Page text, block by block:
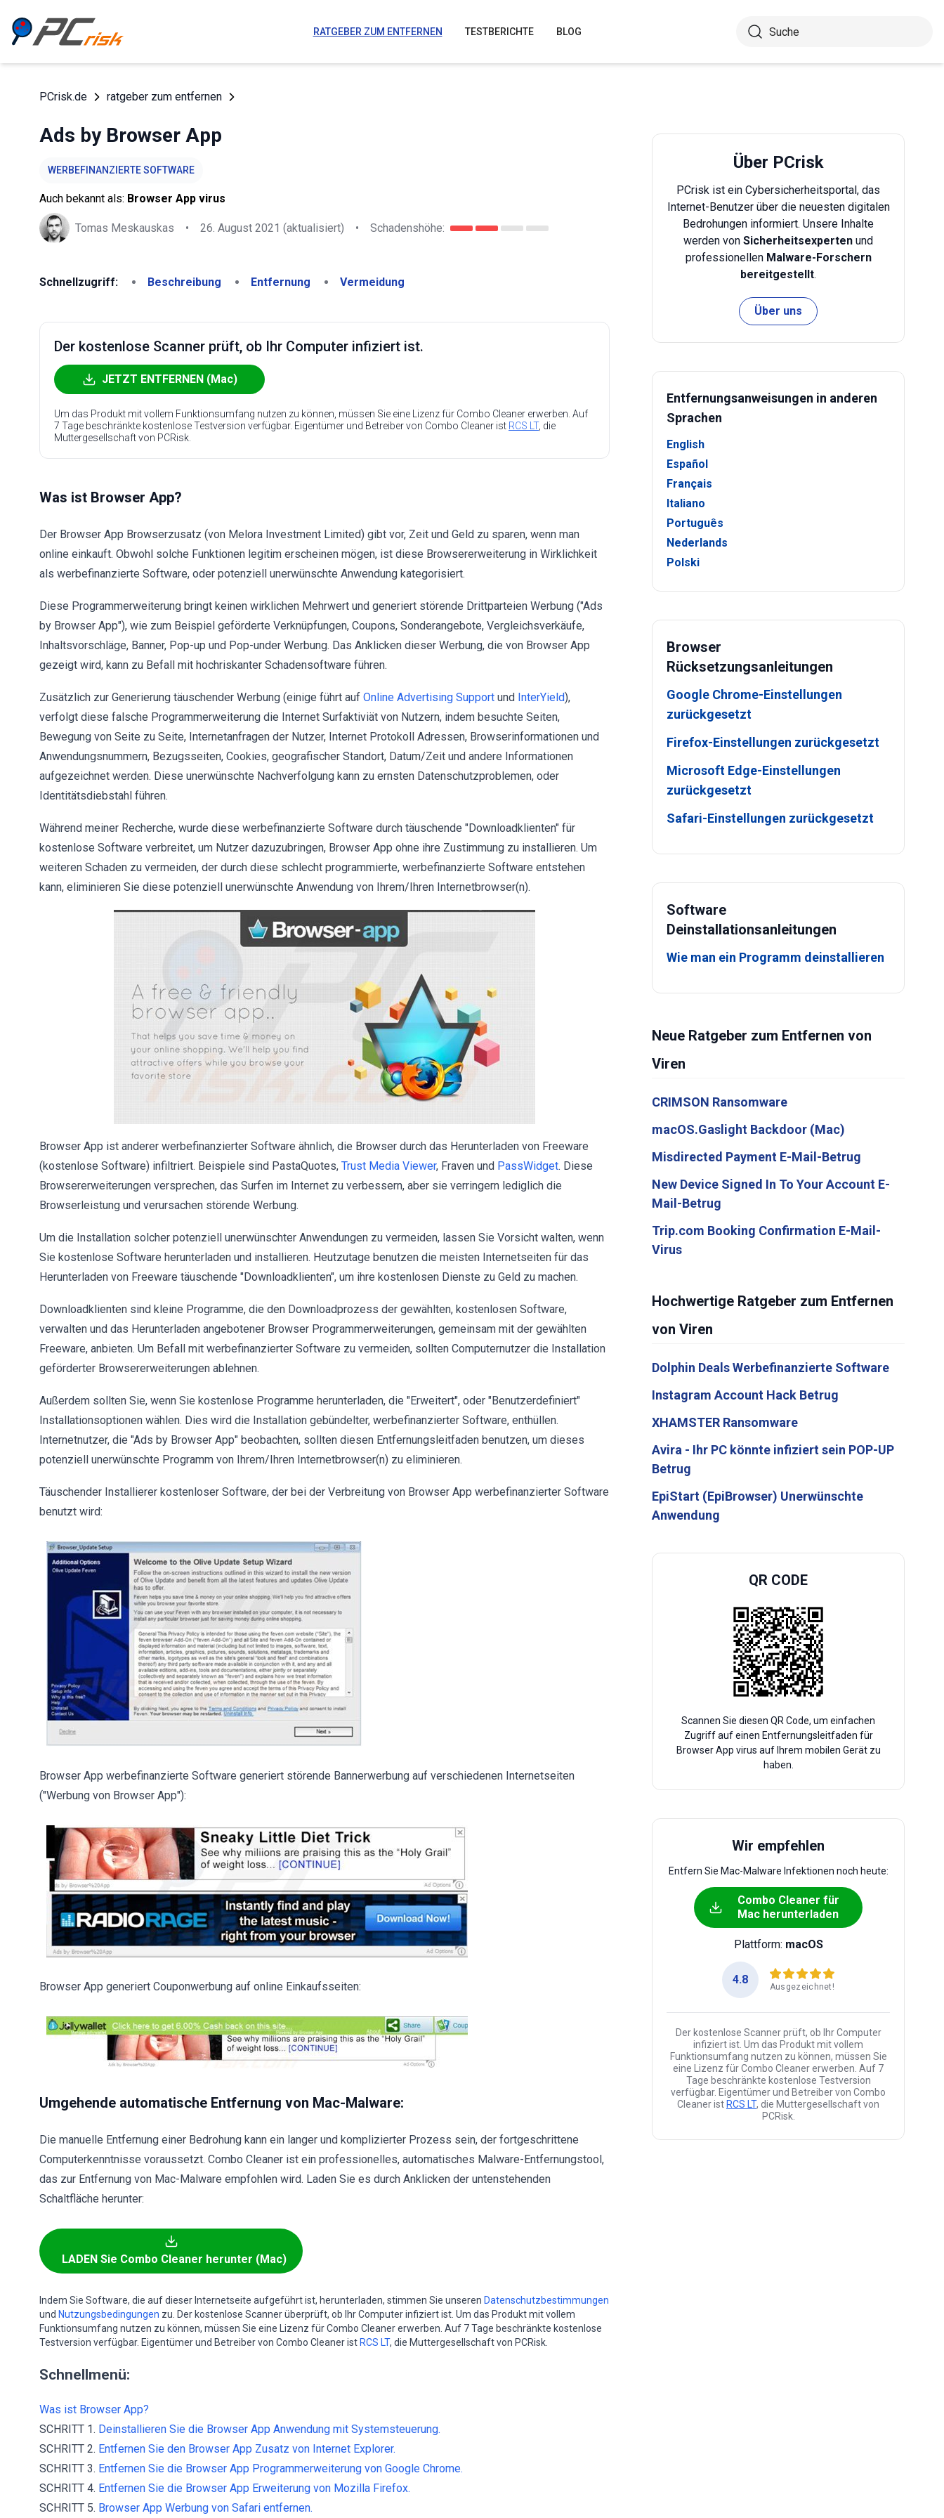
RATGEBER ZUM ENTFERNEN TESTBERICHTE BLOG
PCrisk.de ratgeber zum entfernen
Ads by Browser App
WERBEFINANZIERTE SOFTWARE
Auch bekannt als: Browser App virus
Tomas Meskauskas • 26. August 2021 (aktualisiert) • Schadenshöhe:
Schnellzugriff: Beschreibung Entfernung Vermeidung
Der kostenlose Scanner prüft, ob Ihr Computer infiziert ist.
JETZT ENTFERNEN (Mac)
Um das Produkt mit vollem Funktionsumfang nutzen zu können, müssen Sie eine Lizenz für Combo Cleaner erwerben. Auf
7 Tage beschränkte kostenlose Testversion verfügbar. Eigentümer und Betreiber von Combo Cleaner ist RCS LT, die
Muttergesellschaft von PCRisk.
Was ist Browser App?
Der Browser App Browserzusatz (von Melora Investment Limited) gibt vor, Zeit und Geld zu sparen, wenn man
online einkauft. Obwohl solche Funktionen legitim erscheinen mögen, ist diese Browsererweiterung in Wirklichkeit
als werbefinanzierte Software, oder potenziell unerwünschte Anwendung kategorisiert.
Diese Programmerweiterung bringt keinen wirklichen Mehrwert und generiert störende Drittparteien Werbung ("Ads
by Browser App"), wie zum Beispiel geförderte Verknüpfungen, Coupons, Sonderangebote, Vergleichsverkäufe,
Inhaltsvorschläge, Banner, Pop-up und Pop-under Werbung. Das Anklicken dieser Werbung, die von Browser App
gezeigt wird, kann zu Befall mit hochriskanter Schadensoftware führen.
Zusätzlich zur Generierung täuschender Werbung (einige führt auf Online Advertising Support und InterYield),
verfolgt diese falsche Programmerweiterung die Internet Surfaktiviät von Nutzern, indem besuchte Seiten,
Bewegung von Seite zu Seite, Internetanfragen der Nutzer, Internet Protokoll Adressen, Browserinformationen und
Anwendungsnummern, Bezugsseiten, Cookies, geografischer Standort, Datum/Zeit und andere Informationen
aufgezeichnet werden. Diese unerwünschte Nachverfolgung kann zu ernsten Datenschutzproblemen, oder
Identitätsdiebstahl führen.
Während meiner Recherche, wurde diese werbefinanzierte Software durch täuschende "Downloadklienten" für
kostenlose Software verbreitet, um Nutzer dazuzubringen, Browser App ohne ihre Zustimmung zu installieren. Um
weiteren Schaden zu vermeiden, der durch diese schlecht programmierte, werbefinanzierte Software entstehen
kann, eliminieren Sie diese potenziell unerwünschte Anwendung von Ihrem/Ihren Internetbrowser(n).
Browser App ist anderer werbefinanzierter Software ähnlich, die Browser durch das Herunterladen von Freeware
(kostenlose Software) infiltriert. Beispiele sind PastaQuotes, Trust Media Viewer, Fraven und PassWidget. Diese
Browsererweiterungen versprechen, das Surfen im Internet zu verbessern, aber sie verringern lediglich die
Browserleistung und verursachen störende Werbung.
Um die Installation solcher potenziell unerwünschter Anwendungen zu vermeiden, lassen Sie Vorsicht walten, wenn
Sie kostenlose Software herunterladen und installieren. Heutzutage benutzen die meisten Internetseiten für das
Herunterladen von Freeware täuschende "Downloadklienten", um ihre kostenlosen Dienste zu Geld zu machen.
Downloadklienten sind kleine Programme, die den Downloadprozess der gewählten, kostenlosen Software,
verwalten und das Herunterladen angebotener Browser Programmerweiterungen, gemeinsam mit der gewählten
Freeware, anbieten. Um Befall mit werbefinanzierter Software zu vermeiden, sollten Computernutzer die Installation
geförderter Browsererweiterungen ablehnen.
Außerdem sollten Sie, wenn Sie kostenlose Programme herunterladen, die "Erweitert", oder "Benutzerdefiniert"
Installationsoptionen wählen. Dies wird die Installation gebündelter, werbefinanzierter Software, enthüllen.
Internetnutzer, die "Ads by Browser App" beobachten, sollten diesen Entfernungsleitfaden benutzen, um dieses
potenziell unerwünschte Programm von Ihrem/Ihren Internetbrowser(n) zu eliminieren.
Täuschender Installierer kostenloser Software, der bei der Verbreitung von Browser App werbefinanzierter Software
benutzt wird:
Browser App werbefinanzierte Software generiert störende Bannerwerbung auf verschiedenen Internetseiten
("Werbung von Browser App"):
Browser App generiert Couponwerbung auf online Einkaufsseiten:
Umgehende automatische Entfernung von Mac-Malware:
Die manuelle Entfernung einer Bedrohung kann ein langer und komplizierter Prozess sein, der fortgeschrittene
Computerkenntnisse voraussetzt. Combo Cleaner ist ein professionelles, automatisches Malware-Entfernungstool,
das zur Entfernung von Mac-Malware empfohlen wird. Laden Sie es durch Anklicken der untenstehenden
Schaltfläche herunter:
LADEN Sie Combo Cleaner herunter (Mac)
Indem Sie Software, die auf dieser Internetseite aufgeführt ist, herunterladen, stimmen Sie unseren Datenschutzbestimmungen
und Nutzungsbedingungen zu. Der kostenlose Scanner überprüft, ob Ihr Computer infiziert ist. Um das Produkt mit vollem
Funktionsumfang nutzen zu können, müssen Sie eine Lizenz für Combo Cleaner erwerben. Auf 7 Tage beschränkte kostenlose
Testversion verfügbar. Eigentümer und Betreiber von Combo Cleaner ist RCS LT, die Muttergesellschaft von PCRisk.
Schnellmenü:
Was ist Browser App?
SCHRITT 1. Deinstallieren Sie die Browser App Anwendung mit Systemsteuerung.
SCHRITT 2. Entfernen Sie den Browser App Zusatz von Internet Explorer.
SCHRITT 3. Entfernen Sie die Browser App Programmerweiterung von Google Chrome.
SCHRITT 4. Entfernen Sie die Browser App Erweiterung von Mozilla Firefox.
SCHRITT 5. Browser App Werbung von Safari entfernen.
Über PCrisk
PCrisk ist ein Cybersicherheitsportal, das
Internet-Benutzer über die neuesten digitalen
Bedrohungen informiert. Unsere Inhalte
werden von Sicherheitsexperten und
professionellen Malware-Forschern
bereitgestellt.
Über uns
Entfernungsanweisungen in anderen
Sprachen
English
Español
Français
Italiano
Português
Nederlands
Polski
Browser
Rücksetzungsanleitungen
Google Chrome-Einstellungen
zurückgesetzt
Firefox-Einstellungen zurückgesetzt
Microsoft Edge-Einstellungen
zurückgesetzt
Safari-Einstellungen zurückgesetzt
Software
Deinstallationsanleitungen
Wie man ein Programm deinstallieren
Neue Ratgeber zum Entfernen von
Viren
CRIMSON Ransomware
macOS.Gaslight Backdoor (Mac)
Misdirected Payment E-Mail-Betrug
New Device Signed In To Your Account E-
Mail-Betrug
Trip.com Booking Confirmation E-Mail-
Virus
Hochwertige Ratgeber zum Entfernen
von Viren
Dolphin Deals Werbefinanzierte Software
Instagram Account Hack Betrug
XHAMSTER Ransomware
Avira - Ihr PC könnte infiziert sein POP-UP
Betrug
EpiStart (EpiBrowser) Unerwünschte
Anwendung
QR CODE
Scannen Sie diesen QR Code, um einfachen
Zugriff auf einen Entfernungsleitfaden für
Browser App virus auf Ihrem mobilen Gerät zu
haben.
Wir empfehlen
Entfern Sie Mac-Malware Infektionen noch heute:
Combo Cleaner für
Mac herunterladen
Plattform: macOS
4.8
Ausgezeichnet!
Der kostenlose Scanner prüft, ob Ihr Computer
infiziert ist. Um das Produkt mit vollem
Funktionsumfang nutzen zu können, müssen Sie
eine Lizenz für Combo Cleaner erwerben. Auf 7
Tage beschränkte kostenlose Testversion
verfügbar. Eigentümer und Betreiber von Combo
Cleaner ist RCS LT, die Muttergesellschaft von
PCRisk.